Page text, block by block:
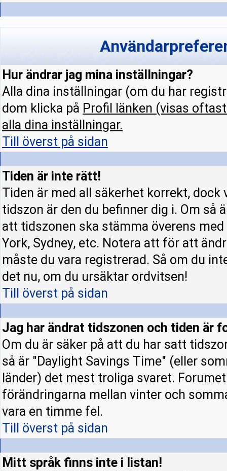
Hur ändrar jag mina inställningar?
Alla dina inställningar (om du har
dom klicka på Profil
länken (visas
alla dina inställningar.
Till överst på sidan
Tiden är inte rätt!
Tiden är med all säkerhet korrekt, dock
tidszon är den du befinner dig i. Om så
att tidszonen ska stämma överens
York, Sydney, etc. Notera att för att
måste du vara registrerad. Så om du
det nu, om du ursäktar ordvitsen!
Till överst på sidan
Jag har ändrat tidszonen och tiden är
Om du är säker på att du har satt
så är "Daylight Savings Time" (eller
länder) det mest troliga svaret.
förändringarna mellan vinter och
vara en timme fel.
Till överst på sidan
Mitt språk finns inte i listan!